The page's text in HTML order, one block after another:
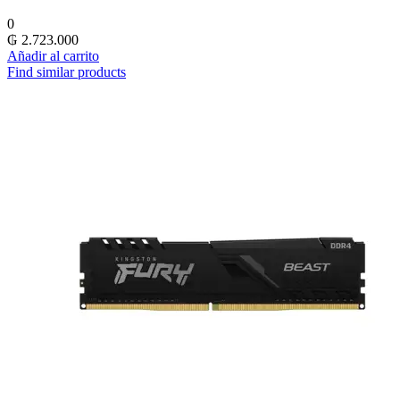
0
₲ 2.723.000
Añadir al carrito
Find similar products